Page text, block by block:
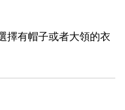
擇有帽子或者大領的衣